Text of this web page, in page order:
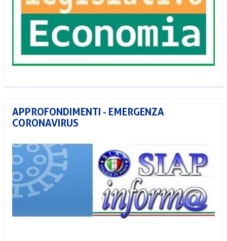
APPROFONDIMENTI - EMERGENZA
CORONAVIRUS